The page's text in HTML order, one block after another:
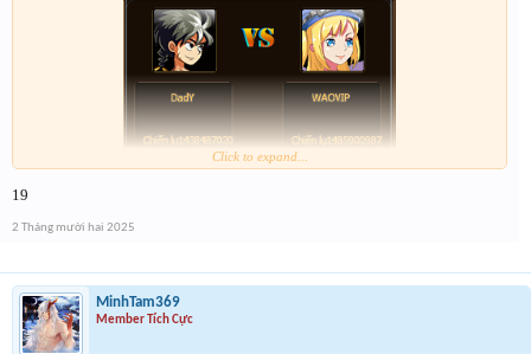
Click to expand...
19
2 Tháng mười hai 2025
MinhTam369
Member Tích Cực